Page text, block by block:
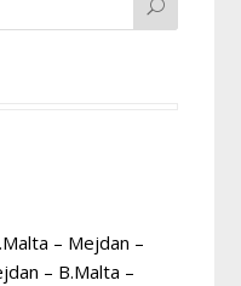
– Mejdan –
– B.Malta –